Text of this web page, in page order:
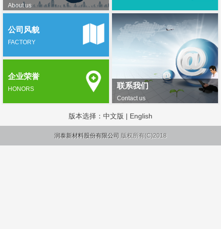
About us
联系我们
Contact us
公司风貌
FACTORY
企业荣誉
HONORS
版本选择： 中文版 | English
润泰新材料股份有限公司 版权所有(C)2018